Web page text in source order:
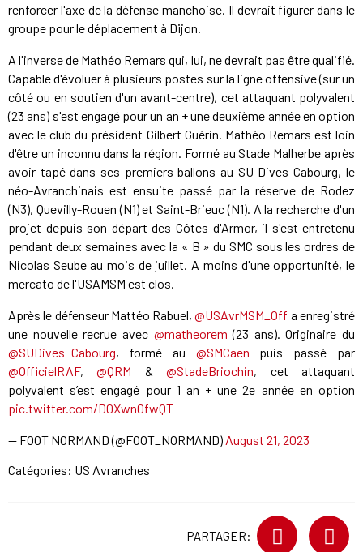
renforcer l'axe de la défense manchoise. Il devrait figurer dans le
groupe pour le déplacement à Dijon.
A l'inverse de Mathéo Remars qui, lui, ne devrait pas être qualifié.
Capable d'évoluer à plusieurs postes sur la ligne offensive (sur un
côté ou en soutien d'un avant-centre), cet attaquant polyvalent
(23 ans) s'est engagé pour un an + une deuxième année en option
avec le club du président Gilbert Guérin. Mathéo Remars est loin
d'être un inconnu dans la région. Formé au Stade Malherbe après
avoir tapé dans ses premiers ballons au SU Dives-Cabourg, le
néo-Avranchinais est ensuite passé par la réserve de Rodez
(N3), Quevilly-Rouen (N1) et Saint-Brieuc (N1). A la recherche d'un
projet depuis son départ des Côtes-d'Armor, il s'est entretenu
pendant deux semaines avec la « B » du SMC sous les ordres de
Nicolas Seube au mois de juillet. A moins d'une opportunité, le
mercato de l'USAMSM est clos.
Après le défenseur Mattéo Rabuel,@USAvrMSM_Off a enregistré
une nouvelle recrue avec @matheorem (23 ans). Originaire du
@SUDives_Cabourg, formé au @SMCaen puis passé par
@OfficielRAF,@QRM &@StadeBriochin, cet attaquant
polyvalent s’est engagé pour 1 an + une 2e année en option
pic.twitter.com/D0Xwn0fwQT
— FOOT NORMAND (@FOOT_NORMAND) August 21, 2023
Catégories: US Avranches
PARTAGER: